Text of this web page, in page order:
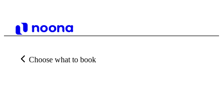
Choose what to book